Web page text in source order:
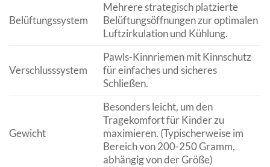
Belüftungssystem
Mehrere strategisch platzierte
Belüftungsöffnungen zur optimalen
Luftzirkulation und Kühlung.
Verschlusssystem
Pawls-Kinnriemen mit Kinnschutz
für einfaches und sicheres
Schließen.
Gewicht
Besonders leicht, um den
Tragekomfort für Kinder zu
maximieren. (Typischerweise im
Bereich von 200-250 Gramm,
abhängig von der Größe)